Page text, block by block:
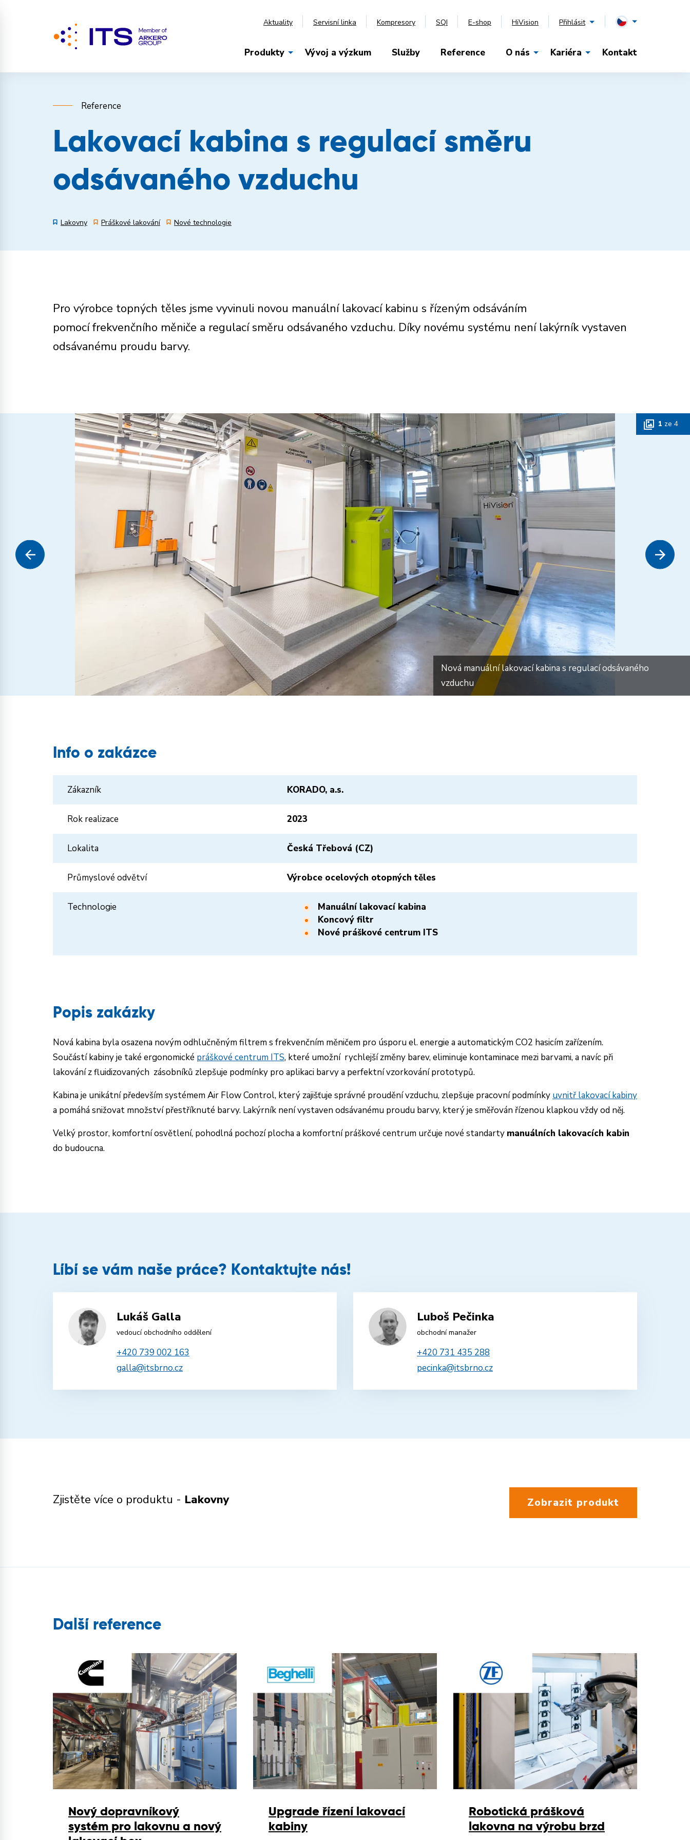
Aktuality Servisní linka Kompresory SQI E-shop HiVision Přihlásit
Produkty Vývoj a výzkum Služby Reference O nás Kariéra Kontakt
Reference
Lakovací kabina s regulací směru
odsávaného vzduchu
Lakovny Práškové lakování Nové technologie
Pro výrobce topných těles jsme vyvinuli novou manuální lakovací kabinu s řízeným odsáváním
pomocí frekvenčního měniče a regulací směru odsávaného vzduchu. Díky novému systému není lakýrník vystaven
odsávanému proudu barvy.
1 ze 4
Nová manuální lakovací kabina s regulací odsávaného
vzduchu
Info o zakázce
Zákazník KORADO, a.s.
Rok realizace 2023
Lokalita Česká Třebová (CZ)
Průmyslové odvětví Výrobce ocelových otopných těles
Technologie
Manuální lakovací kabina
Koncový filtr
Nové práškové centrum ITS
Popis zakázky
Nová kabina byla osazena novým odhlučněným filtrem s frekvenčním měničem pro úsporu el. energie a automatickým CO2 hasicím zařízením.
Součástí kabiny je také ergonomické práškové centrum ITS, které umožní rychlejší změny barev, eliminuje kontaminace mezi barvami, a navíc při
lakování z fluidizovaných zásobníků zlepšuje podmínky pro aplikaci barvya perfektní vzorkování prototypů.
Kabina je unikátní především systémemAir Flow Control, který zajišťuje správné proudění vzduchu, zlepšuje pracovní podmínky uvnitř lakovací kabiny
a pomáhá snižovat množství přestříknuté barvy. Lakýrník není vystaven odsávanému proudu barvy, který je směřován řízenou klapkou vždy od něj.
Velký prostor, komfortní osvětlení, pohodlná pochozí plocha a komfortní práškové centrum určuje nové standarty manuálních lakovacích kabin
do budoucna.
Líbí se vám naše práce? Kontaktujte nás!
Lukáš Galla
vedoucí obchodního oddělení
+420 739 002 163
galla@itsbrno.cz
Luboš Pečinka
obchodní manažer
+420 731 435 288
pecinka@itsbrno.cz
Zjistěte více o produktu - Lakovny Zobrazit produkt
Další reference
Nový dopravníkový
systém pro lakovnu a nový
Upgrade řízení lakovací
kabiny
Robotická prášková
lakovna na výrobu brzd